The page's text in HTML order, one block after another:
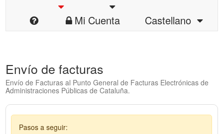
Mi Cuenta
Castellano
Envío de facturas
Envío de Facturas al Punto General de Facturas Electrónicas de
Administraciones Públicas de Cataluña.
Pasos a seguir: